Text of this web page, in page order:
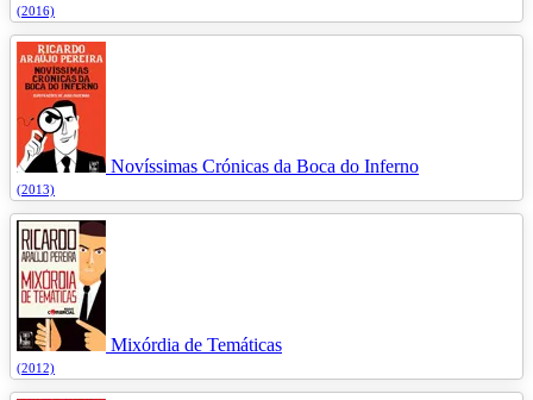
(2016)
Novíssimas Crónicas da Boca do Inferno
(2013)
Mixórdia de Temáticas
(2012)